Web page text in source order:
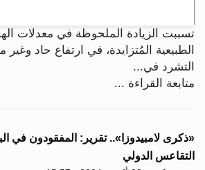
تسببت الزيادة الملحوظة في معدلات
الطبيعية المُتزايدة، في ارتفاع حاد
التشرد في...
متابعة القراءة ...
«ذكرى لامبيدوزا».. تقرير: المفقودون في
التقاعس الدولي